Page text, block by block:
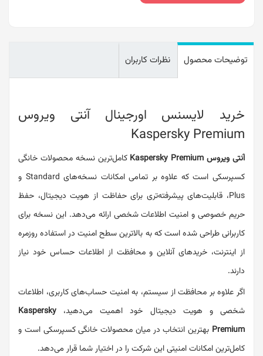
توضیحات محصول نظرات کاربران
خرید لایسنس اورجینال آنتی ویروس
Kaspersky Premium
آنتی ویروس Kaspersky Premium
کامل‌ترین نسخه محصولات خانگی
کسپرسکی است که علاوه بر تمامی امکانات نسخه‌های Standard و
Plus، قابلیت‌های پیشرفته‌تری برای حفاظت از هویت دیجیتال، حفظ
حریم خصوصی و امنیت اطلاعات شخصی ارائه می‌دهد. این نسخه برای
کاربرانی طراحی شده است که به بالاترین سطح امنیت در استفاده روزمره
از اینترنت، خریدهای آنلاین و محافظت از اطلاعات حساس خود نیاز
دارند.
اگر علاوه بر محافظت از سیستم، به امنیت حساب‌های کاربری، اطلاعات
شخصی و هویت دیجیتال خود اهمیت می‌دهید، Kaspersky
Premium بهترین انتخاب در میان محصولات خانگی کسپرسکی است و
کامل‌ترین امکانات امنیتی این شرکت را در اختیار شما قرار می‌دهد.